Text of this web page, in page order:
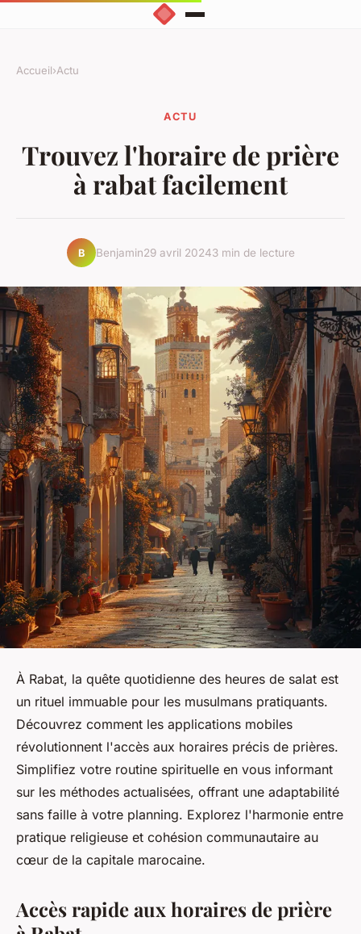
Accueil›Actu
ACTU
Trouvez l'horaire de prière
à rabat facilement
B Benjamin29 avril 20243 min de lecture
À Rabat, la quête quotidienne des heures de salat est
un rituel immuable pour les musulmans pratiquants.
Découvrez comment les applications mobiles
révolutionnent l'accès aux horaires précis de prières.
Simplifiez votre routine spirituelle en vous informant
sur les méthodes actualisées, offrant une adaptabilité
sans faille à votre planning. Explorez l'harmonie entre
pratique religieuse et cohésion communautaire au
cœur de la capitale marocaine.
Accès rapide aux horaires de prière